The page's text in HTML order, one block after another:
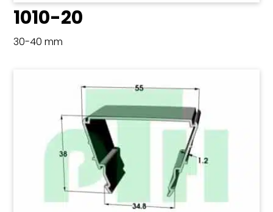
1010-20
30-40 mm